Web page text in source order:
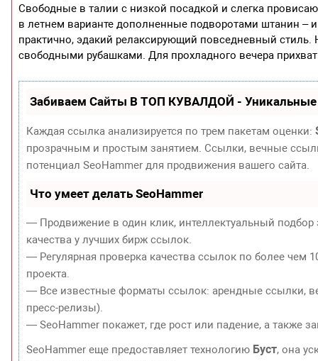
Свободные в талии с низкой посадкой и слегка
в летнем варианте дополненные подворотами штанин –
практично, эдакий релаксирующий повседневный
свободными рубашками. Для прохладного вечера
Забиваем Сайты В ТОП КУВАЛДОЙ - Уникальные
Каждая ссылка анализируется по трем пакетам оценки:
прозрачным и простым занятием. Ссылки, вечные
потенциал SeoHammer для продвижения вашего сайта.
Что умеет делать SeoHammer
— Продвижение в один клик, интеллектуальный
качества у лучших бирж ссылок.
— Регулярная проверка качества ссылок по более чем
проекта.
— Все известные форматы ссылок: арендные ссылки,
пресс-релизы).
— SeoHammer покажет, где рост или падение, а также
SeoHammer еще предоставляет технологию Буст, она